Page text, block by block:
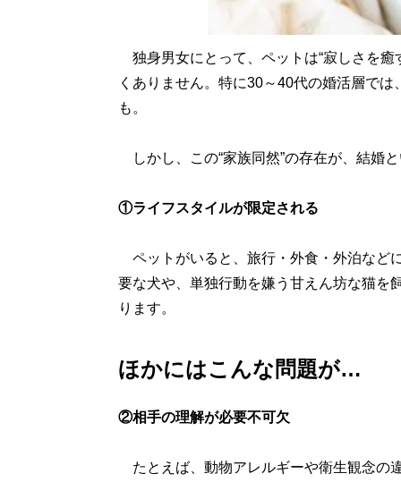
独身男女にとって、ペットは“寂しさを癒
くありません。特に30～40代の婚活層で
も。
しかし、この“家族同然”の存在が、結婚
①ライフスタイルが限定される
ペットがいると、旅行・外食・外泊など
要な犬や、単独行動を嫌う甘えん坊な猫を
ります。
ほかにはこんな問題が…
②相手の理解が必要不可欠
たとえば、動物アレルギーや衛生観念の